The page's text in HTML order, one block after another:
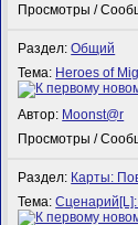
Просмотры /
Раздел:Общий
Тема: Heroes of
Автор: Mооnst@r
Просмотры /
Раздел: Карты:
Тема: